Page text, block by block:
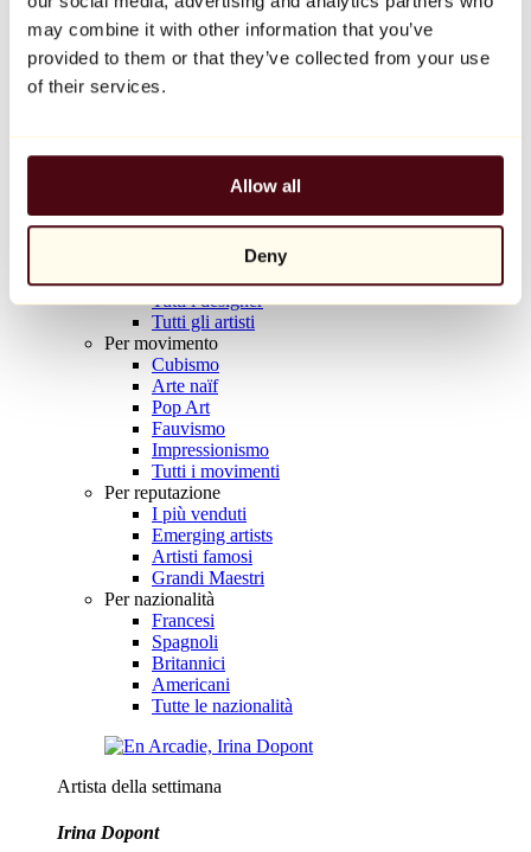
may combine it with other information that you’ve
provided to them or that they’ve collected from your use
of their services.
Allow all
Deny
Balloon Dog (Orange)
Jeff Koons
10.000 €
Artisti
Tutti i pittori
Tutti i fotografi
Tutti i disegnatori
Tutti i designer
Tutti gli artisti
Per movimento
Cubismo
Arte naïf
Pop Art
Fauvismo
Impressionismo
Tutti i movimenti
Per reputazione
I più venduti
Emerging artists
Artisti famosi
Grandi Maestri
Per nazionalità
Francesi
Spagnoli
Britannici
Americani
Tutte le nazionalità
Artista della settimana
Irina Dopont